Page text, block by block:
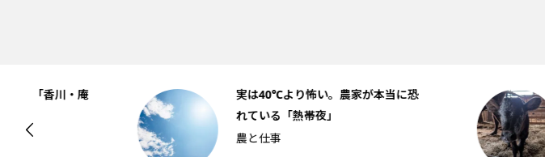
実は40℃より怖い。農家が本当に恐
れている「熱帯夜」
農と仕事
牛がか
知る“沼る
農と仕事